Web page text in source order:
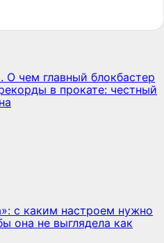
О чем главный блокбастер
в прокате: честный
с каким настроем нужно
она не выглядела как